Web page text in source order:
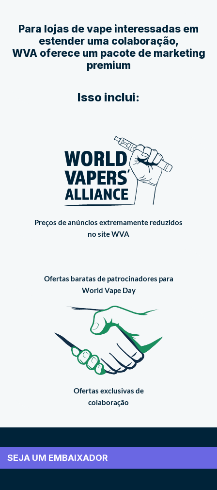
Para lojas de vape interessadas em
estender uma colaboração,
WVA oferece um pacote de marketing
premium
Isso inclui:
Preços de anúncios extremamente reduzidos
no site WVA
Ofertas baratas de patrocinadores para
World Vape Day
Ofertas exclusivas de
colaboração
SEJA UM EMBAIXADOR